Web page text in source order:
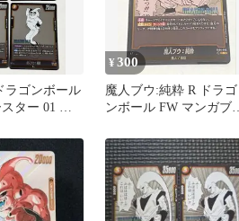
ラゴンボール
ター 01 魔
¥300
魔人ブウ:純粋 R ドラゴ
ンボール FW マンガブー